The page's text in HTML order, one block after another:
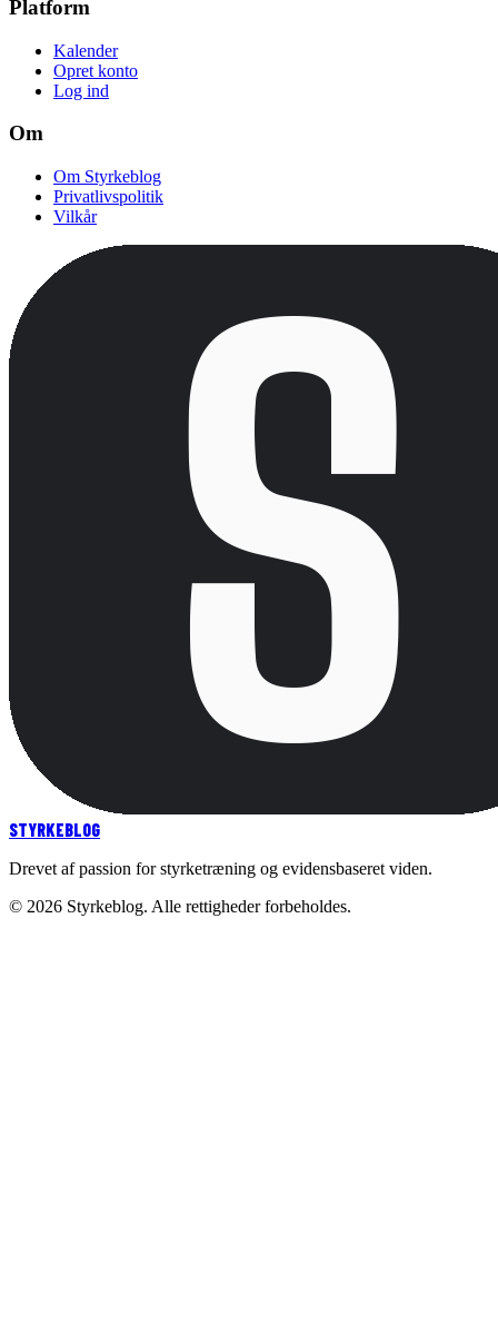
Platform
Kalender
Opret konto
Log ind
Om
Om Styrkeblog
Privatlivspolitik
Vilkår
STYRKEBLOG
Drevet af passion for styrketræning og evidensbaseret viden.
© 2026 Styrkeblog. Alle rettigheder forbeholdes.